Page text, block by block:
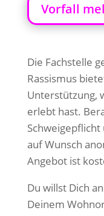
Vorfall
Die Fachstelle
Rassismus
Unterstützung,
erlebt hast.
auf Wunsch
Angebot ist
Du willst Dich
Deinem